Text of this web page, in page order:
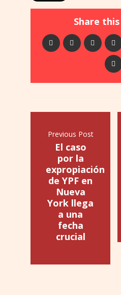
Share
Previous Post
El caso
por la
expropiación
de YPF en
Nueva
York llega
a una
fecha
crucial